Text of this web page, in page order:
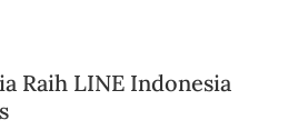
Raih LINE Indonesia